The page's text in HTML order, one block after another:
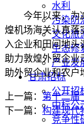
水利
污染防
文化旅
生态修
产业发
甘肃招标
公开招
中标公
竞争性
今年以来，为减
煌机场海关认真落
入企业和田间地头
助力敦煌外贸企业
助外贸企业和农户
上一篇： 第十二届
下一篇： 构建现代